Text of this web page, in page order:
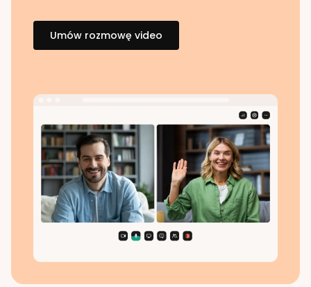
Umów rozmowę video